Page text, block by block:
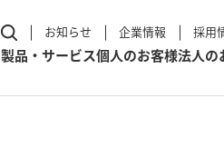
お知らせ 企業情報 採用
製品・サービス個人のお客様法人の